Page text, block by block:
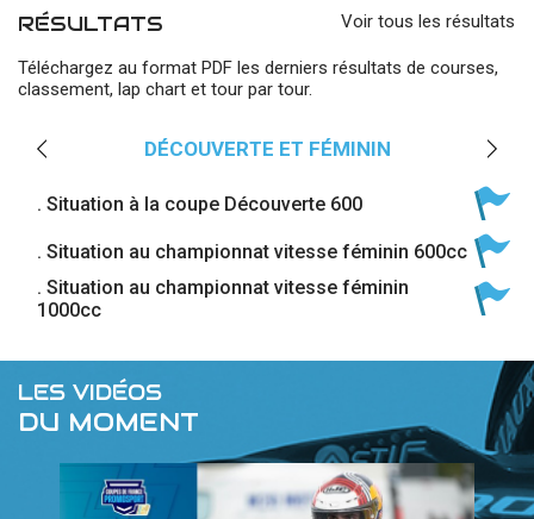
RÉSULTATS Voir tous les résultats
Téléchargez au format PDF les derniers résultats de courses,
classement, lap chart et tour par tour.
DÉCOUVERTE ET FÉMININ
. Situation à la coupe Découverte 600
. Situation au championnat vitesse féminin 600cc
. Situation au championnat vitesse féminin
1000cc
LES VIDÉOS
DU MOMENT